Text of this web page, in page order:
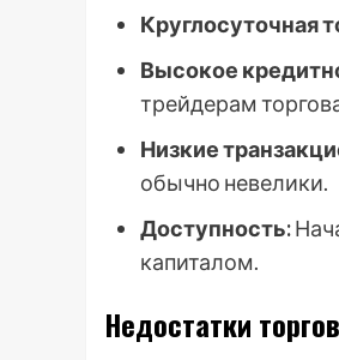
Круглосуточная
Высокое
трейдерам
Низкие
обычно невелики.
Доступность:
капиталом.
Недостатки